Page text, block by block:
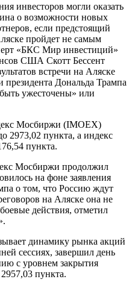
инвесторов могли оказать
о возможности новых
если предстоящий
пройдет не самым
«БКС Мир инвестиций»
США Скотт Бессент
встречи на Аляске
Дональда Трампа
ужесточены» или
Мосбиржи (IMOEX)
2973,02 пункта, а индекс
пункта.
Мосбиржи продолжил
на фоне заявления
о том, что Россию ждут
на Аляске она не
действия, отметил
динамику рынка акций
сессиях, завершил день
с уровнем закрытия
пункта.